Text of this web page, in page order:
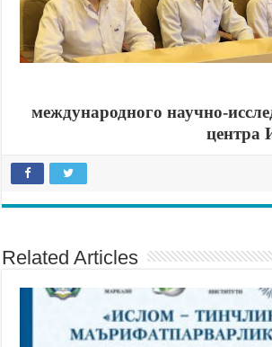
международного научно-
центра
Related Articles